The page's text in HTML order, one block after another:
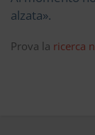
alzata».
Prova la ricerca